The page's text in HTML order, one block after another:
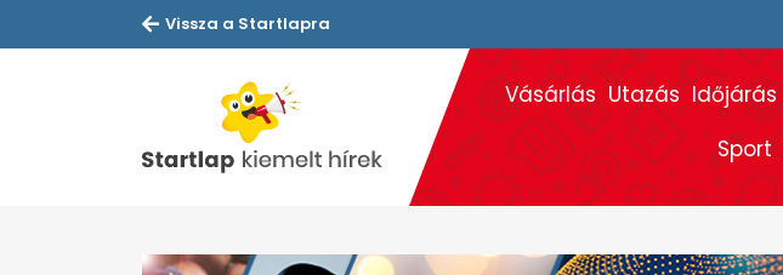
Vissza a Startlapra
Vásárlás Utazás Időjárás
Sport